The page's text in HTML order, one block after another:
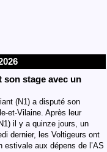
son stage avec un
(N1) a disputé son
et-Vilaine. Après leur
il y a quinze jours, un
dernier, les Voltigeurs ont
aux dépens de l’AS